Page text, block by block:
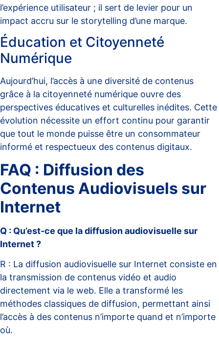
l’expérience utilisateur ; il sert de levier pour un
impact accru sur le storytelling d’une marque.
Éducation et Citoyenneté
Numérique
Aujourd’hui, l’accès à une diversité de contenus
grâce à la citoyenneté numérique ouvre des
perspectives éducatives et culturelles inédites. Cette
évolution nécessite un effort continu pour garantir
que tout le monde puisse être un consommateur
informé et respectueux des contenus digitaux.
FAQ : Diffusion des
Contenus Audiovisuels sur
Internet
Q : Qu’est-ce que la diffusion audiovisuelle sur
Internet ?
R : La diffusion audiovisuelle sur Internet consiste en
la transmission de contenus vidéo et audio
directement via le web. Elle a transformé les
méthodes classiques de diffusion, permettant ainsi
l’accès à des contenus n’importe quand et n’importe
où.